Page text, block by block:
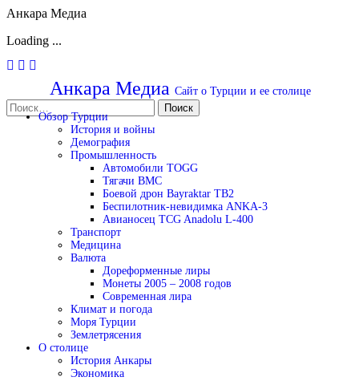
Анкара Медиа
Loading ...
Перейти
содержимомуАнкара Медиа Сайт о Турции и ее столице
Найти:
Обзор Турции
История и войны
Демография
Промышленность
Автомобили TOGG
Тягачи BMC
Боевой дрон Bayraktar TB2
Беспилотник-невидимка ANKA-3
Авианосец TCG Anadolu L-400
Транспорт
Медицина
Валюта
Дореформенные лиры
Монеты 2005 – 2008 годов
Современная лира
Климат и погода
Моря Турции
Землетрясения
О столице
История Анкары
Экономика